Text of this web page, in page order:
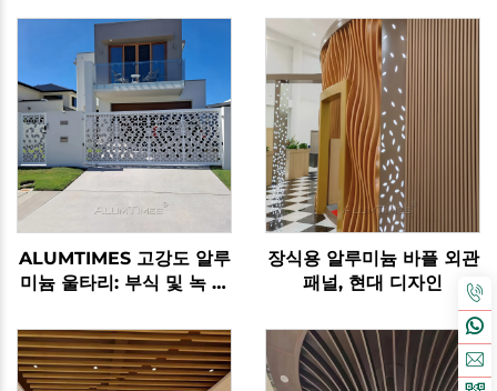
ALUMTIMES 고강도 알루
미늄 울타리: 부식 및 녹 방
성능
장식용 알루미늄 바플 외관
패널, 현대 디자인